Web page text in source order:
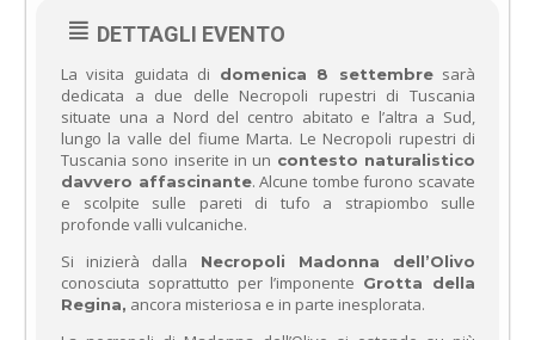
DETTAGLI EVENTO
La visita guidata di domenica 8 settembresarà
dedicata a due delle Necropoli rupestri di Tuscania
situate una a Nord del centro abitato e l’altra a Sud,
lungo la valle del fiume Marta. Le Necropoli rupestri di
Tuscania sono inserite in un contesto naturalistico
davvero affascinante. Alcune tombe furono scavate
e scolpite sulle pareti di tufo a strapiombo sulle
profonde valli vulcaniche.
Si inizierà dalla
Necropoli Madonna dell’Olivo
conosciuta soprattutto per l’imponente Grotta della
Regina, ancora misteriosa e in parte inesplorata.